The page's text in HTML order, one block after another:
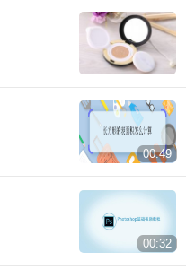
00:49
00:32